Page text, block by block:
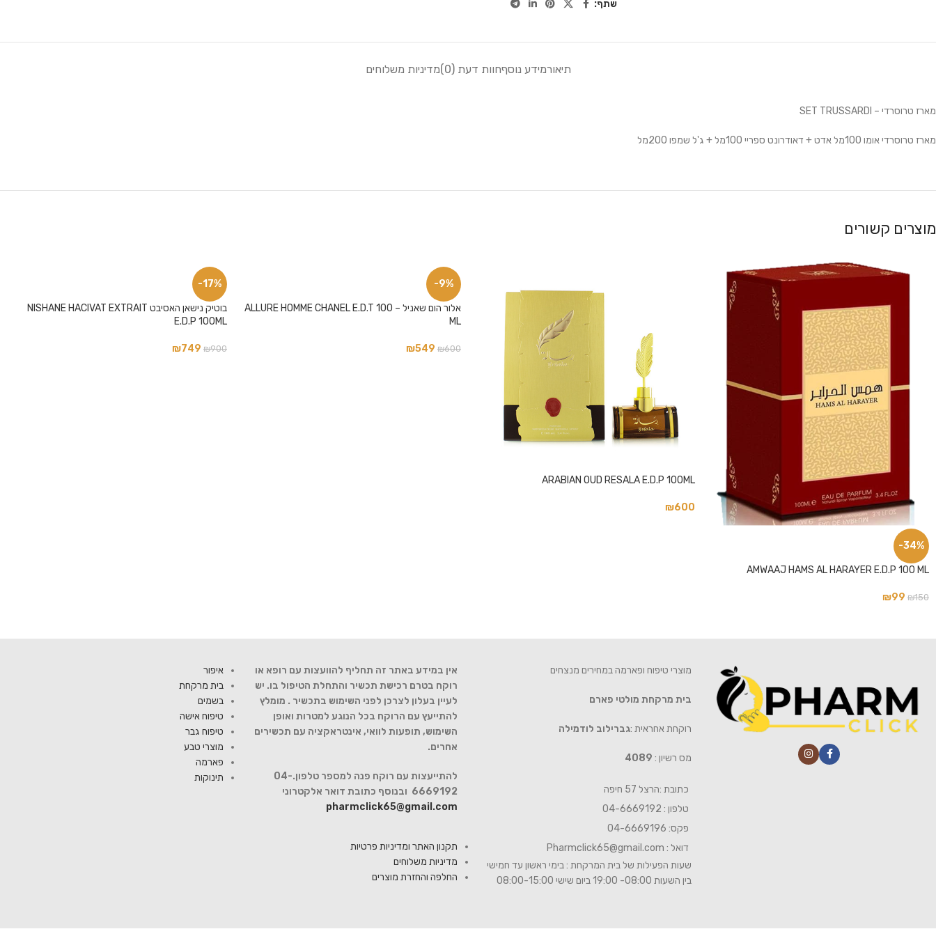
שתף:
תיאורמידע נוסףחוות דעת (0) מדיניות משלוחים
מארז טרוסרדי – SET TRUSSARDI
מארז טרוסרדי אומו 100מל אדט + דאודרונט ספריי 100מל + ג'ל שמפו 200מל
מוצרים קשורים
-34%
AMWAAJ HAMS AL HARAYER E.D.P 100 ML
₪150
₪99
ARABIAN OUD RESALA E.D.P 100ML
₪600
-9%
אלור הום שאניל – ALLURE HOMME CHANEL E.D.T 100
ML
₪600
₪549
-17%
בוטיק נישאן האסיבט NISHANE HACIVAT EXTRAIT
E.D.P 100ML
₪900
₪749
איפור
בית מרקחת
בשמים
טיפוח אישה
טיפוח גבר
מוצרי טבע
פארמה
תינוקות
אין במידע באתר זה תחליף להוועצות עם רופא או
רוקח בטרם רכישת תכשיר והתחלת הטיפול בו. יש
לעיין בעלון לצרכן לפני השימוש בתכשיר . מומלץ
להתייעץ עם הרוקח בכל הנוגע למטרות ואופן
השימוש, תופעות לוואי, אינטראקציה עם תכשירים
אחרים.
להתייעצות עם רוקח פנה למספר טלפון.04-
6669192 ובנוסף כתובת דואר אלקטרוני
pharmclick65@gmail.com
תקנון האתר ומדיניות פרטיות
מדיניות משלוחים
החלפה והחזרת מוצרים
מוצרי טיפוח ופארמה במחירים מנצחים
בית מרקחת מולטי פארם
רוקחת אחראית :גברילוב לודמילה
מס רשיון : 4089
כתובת :הרצל 57 חיפה
טלפון : 04-6669192
פקס: 04-6669196
דואל : Pharmclick65@gmail.com
שעות הפעילות של בית המרקחת : בימי ראשון עד חמישי
בין השעות 08:00- 19:00 ביום שישי 08:00-15:00